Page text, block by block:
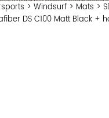
> Windsurf > Mats >
DS C100 Matt Black +